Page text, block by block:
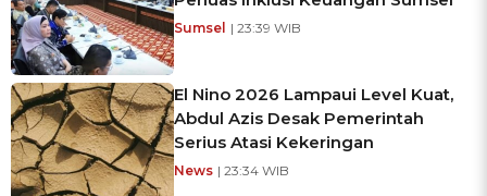
Sumsel | 23:39 WIB
El Nino 2026 Lampaui Level Kuat,
Abdul Azis Desak Pemerintah
Serius Atasi Kekeringan
News | 23:34 WIB